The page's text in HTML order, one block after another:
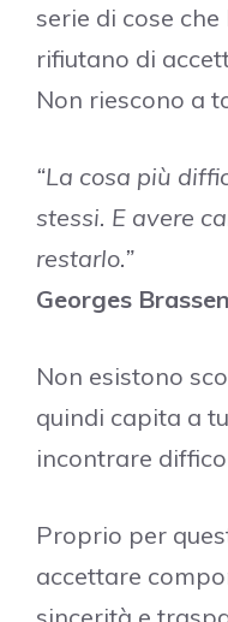
serie di cose che
rifiutano di
Non riescono a
“La cosa più
stessi. E avere
restarlo.”
Georges
Non esistono
quindi capita a
incontrare
Proprio per
accettare